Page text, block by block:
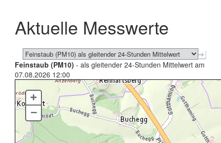
schließen
Aktuelle Messwerte
Feinstaub (PM10) - als gleitender 24-Stunden Mittelwert am
07.08.2026 12:00
+
–